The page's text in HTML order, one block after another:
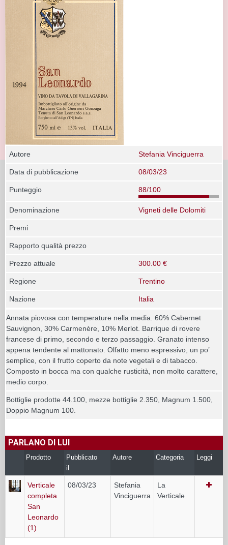
Autore Stefania Vinciguerra
Data di pubblicazione 08/03/23
Punteggio 88/100
Denominazione Vigneti delle Dolomiti
Premi
Rapporto qualità prezzo
Prezzo attuale 300.00 €
Regione Trentino
Nazione Italia
Annata piovosa con temperature nella media. 60% Cabernet
Sauvignon, 30% Carmenère, 10% Merlot. Barrique di rovere
francese di primo, secondo e terzo passaggio. Granato intenso
appena tendente al mattonato. Olfatto meno espressivo, un po’
semplice, con il frutto coperto da note vegetali e di tabacco.
Composto in bocca ma con qualche rusticità, non molto carattere,
medio corpo.
Bottiglie prodotte 44.100, mezze bottiglie 2.350, Magnum 1.500,
Doppio Magnum 100.
PARLANO DI LUI
Prodotto
Pubblicato
il
Autore Categoria Leggi
Verticale
completa
San
Leonardo
(1)
08/03/23
Stefania
Vinciguerra
La
Verticale